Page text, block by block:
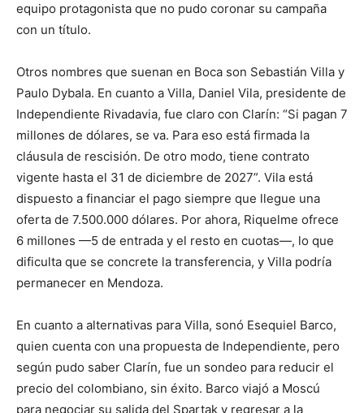
equipo protagonista que no pudo coronar su campaña
con un título.
Otros nombres que suenan en Boca son Sebastián Villa y
Paulo Dybala. En cuanto a Villa, Daniel Vila, presidente de
Independiente Rivadavia, fue claro con Clarín: “Si pagan 7
millones de dólares, se va. Para eso está firmada la
cláusula de rescisión. De otro modo, tiene contrato
vigente hasta el 31 de diciembre de 2027”. Vila está
dispuesto a financiar el pago siempre que llegue una
oferta de 7.500.000 dólares. Por ahora, Riquelme ofrece
6 millones —5 de entrada y el resto en cuotas—, lo que
dificulta que se concrete la transferencia, y Villa podría
permanecer en Mendoza.
En cuanto a alternativas para Villa, sonó Esequiel Barco,
quien cuenta con una propuesta de Independiente, pero
según pudo saber Clarín, fue un sondeo para reducir el
precio del colombiano, sin éxito. Barco viajó a Moscú
para negociar su salida del Spartak y regresar a la